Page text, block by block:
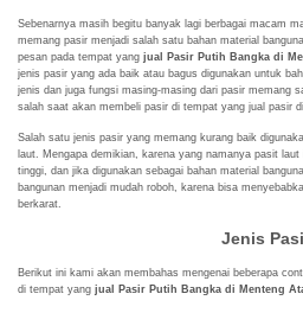
Sebenarnya masih begitu banyak lagi berbagai macam
memang pasir menjadi salah satu bahan material
pesan pada tempat yang jual Pasir Putih Bangka di
jenis pasir yang ada baik atau bagus digunakan untuk
jenis dan juga fungsi masing-masing dari pasir memang
salah saat akan membeli pasir di tempat yang jual pasir
Salah satu jenis pasir yang memang kurang baik
laut. Mengapa demikian, karena yang namanya pasit
tinggi, dan jika digunakan sebagai bahan material
bangunan menjadi mudah roboh, karena bisa
berkarat.
Jenis
Berikut ini kami akan membahas mengenai beberapa
di tempat yang jual Pasir Putih Bangka di Menteng